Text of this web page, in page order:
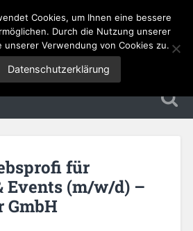
Jobs
für
Events (m/w/d) –
Cookies, um Ihnen eine bessere
Durch die Nutzung unserer
unserer Verwendung von Cookies zu.
Datenschutzerklärung